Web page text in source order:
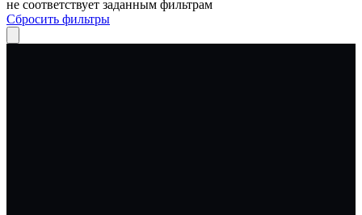
не соответствует заданным фильтрам
Сбросить фильтры